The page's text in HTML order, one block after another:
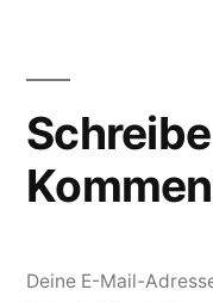
Deine E-Mail-